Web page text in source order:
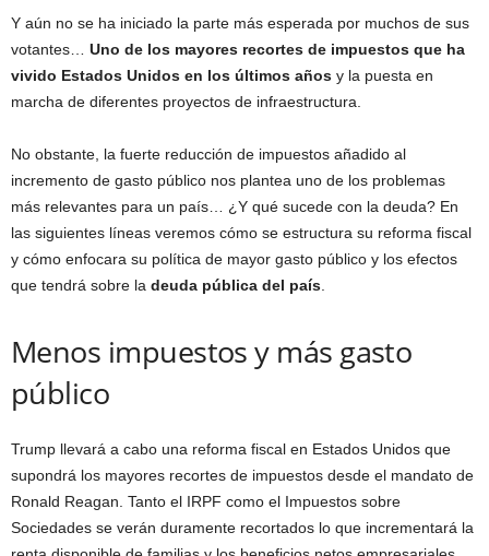
Y aún no se ha iniciado la parte más esperada por muchos de sus
votantes… Uno de los mayores recortes de impuestos que ha
vivido Estados Unidos en los últimos años y la puesta en
marcha de diferentes proyectos de infraestructura.
No obstante, la fuerte reducción de impuestos añadido al
incremento de gasto público nos plantea uno de los problemas
más relevantes para un país… ¿Y qué sucede con la deuda? En
las siguientes líneas veremos cómo se estructura su reforma fiscal
y cómo enfocara su política de mayor gasto público y los efectos
que tendrá sobre la deuda pública del país
Menos impuestos y más gasto
público
Trump llevará a cabo una reforma fiscal en Estados Unidos que
supondrá los mayores recortes de impuestos desde el mandato de
Ronald Reagan. Tanto el IRPF como el Impuestos sobre
Sociedades se verán duramente recortados lo que incrementará la